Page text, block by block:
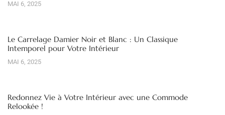
MAI 6, 2025
Le Carrelage Damier Noir et Blanc : Un Classique
Intemporel pour Votre Intérieur
MAI 6, 2025
Redonnez Vie à Votre Intérieur avec une Commode
Relookée !